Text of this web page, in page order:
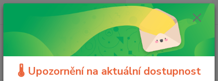
(Po-Ne, 8-20 hod.)
ks
0 Kč
🌡️ Upozornění na aktuální dostupnost